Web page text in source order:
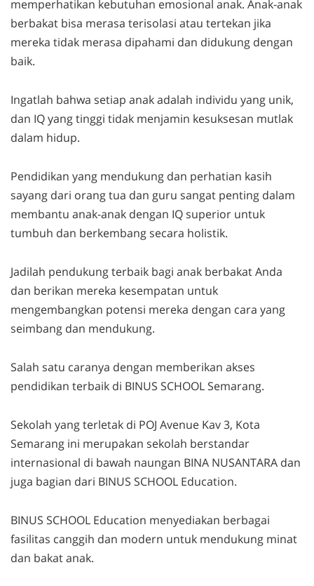
memperhatikan kebutuhan emosional anak. Anak-anak
berbakat bisa merasa terisolasi atau tertekan jika
mereka tidak merasa dipahami dan didukung dengan
baik.
Ingatlah bahwa setiap anak adalah individu yang unik,
dan IQ yang tinggi tidak menjamin kesuksesan mutlak
dalam hidup.
Pendidikan yang mendukung dan perhatian kasih
sayang dari orang tua dan guru sangat penting dalam
membantu anak-anak dengan IQ superior untuk
tumbuh dan berkembang secara holistik.
Jadilah pendukung terbaik bagi anak berbakat Anda
dan berikan mereka kesempatan untuk
mengembangkan potensi mereka dengan cara yang
seimbang dan mendukung.
Salah satu caranya dengan memberikan akses
pendidikan terbaik di BINUS SCHOOL Semarang.
Sekolah yang terletak di POJ Avenue Kav 3, Kota
Semarang ini merupakan sekolah berstandar
internasional di bawah naungan BINA NUSANTARA dan
juga bagian dari BINUS SCHOOL Education.
BINUS SCHOOL Education menyediakan berbagai
fasilitas canggih dan modern untuk mendukung minat
dan bakat anak.